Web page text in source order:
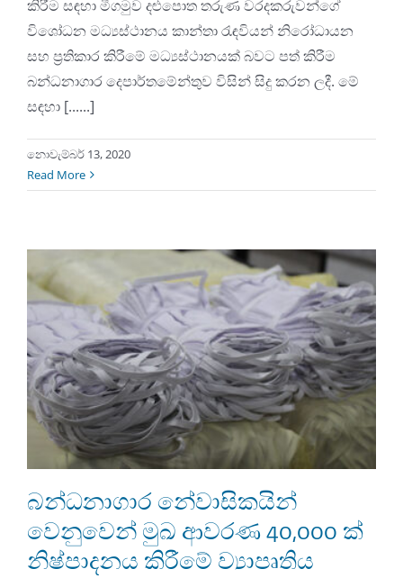
කිරීම සඳහා මීගමුව දළුපොත තරුණ වරදකරුවන්ගේ
විශෝධන මධ්‍යස්ථානය කාන්තා රැඳවියන් නිරෝධායන
සහ ප්‍රතිකාර කිරීමේ මධ්‍යස්ථානයක් බවට පත් කිරීම
බන්ධනාගාර දෙපාර්තමේන්තුව විසින් සිදු කරන ලදී. මේ
සඳහා [......]
නොවැම්බර් 13, 2020
Read More
බන්ධනාගාර නේවාසිකයින්
වෙනුවෙන් මුඛ ආවරණ 40,000 ක්
නිෂ්පාදනය කිරීමේ ව්‍යාපෘතිය